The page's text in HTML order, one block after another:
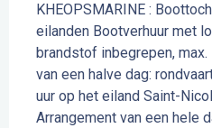
KHEOPSMARINE :
eilanden Bootverhuur met
brandstof inbegrepen,
van een halve dag:
uur op het eiland Saint-
Arrangement van een hele